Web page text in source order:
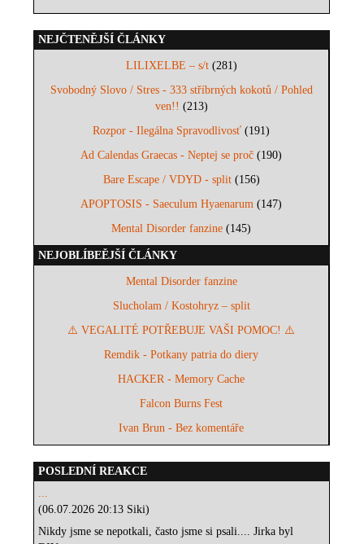
NEJČTENĚJŠÍ ČLÁNKY
LILIXELBE – s/t(281)
Svobodný Slovo / Stres - 333 stříbrných kokotů / Pohled
ven!! (213)
Rozpor - Ilegálna Spravodlivosť (191)
Ad Calendas Graecas - Neptej se proč (190)
Bare Escape / VDYD - split(156)
APOPTOSIS - Saeculum Hyaenarum (147)
Mental Disorder fanzine (145)
NEJOBLÍBEĚJŠÍ ČLÁNKY
Mental Disorder fanzine
Slucholam / Kostohryz – split
⚠️ VEGALITÉ POTŘEBUJE VAŠI POMOC! ⚠️
Remdik - Potkany patria do diery
HACKER - Memory Cache
Falcon Burns Fest
Ivan Brun - Bez komentáře
POSLEDNÍ REAKCE
...
(06.07.2026 20:13 Siki)
Nikdy jsme se nepotkali, často jsme si psali.... Jirka byl